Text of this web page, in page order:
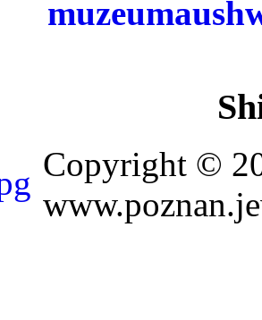
Copyright ©